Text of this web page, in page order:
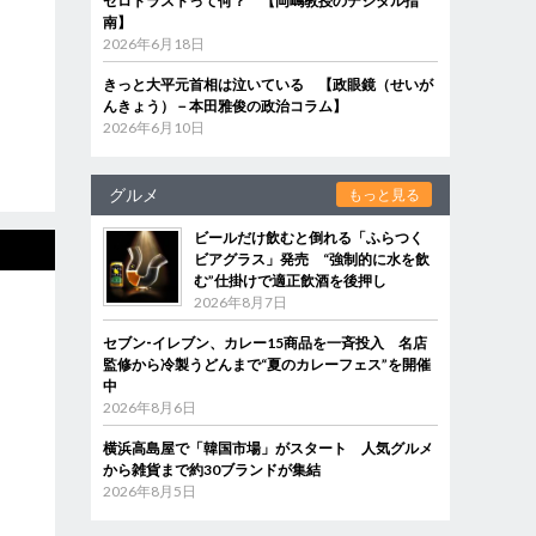
南】
2026年6月18日
きっと大平元首相は泣いている 【政眼鏡（せいが
んきょう）－本田雅俊の政治コラム】
2026年6月10日
グルメ もっと見る
ビールだけ飲むと倒れる「ふらつく
ビアグラス」発売 “強制的に水を飲
む”仕掛けで適正飲酒を後押し
2026年8月7日
セブン‐イレブン、カレー15商品を一斉投入 名店
監修から冷製うどんまで“夏のカレーフェス”を開催
中
2026年8月6日
横浜高島屋で「韓国市場」がスタート 人気グルメ
から雑貨まで約30ブランドが集結
2026年8月5日